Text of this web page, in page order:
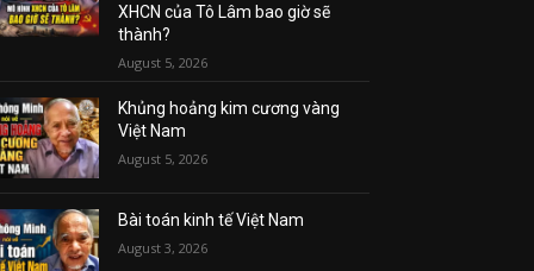
XHCN của Tô Lâm bao giờ sẽ
thành?
August 5, 2026
Khủng hoảng kim cương vàng
Việt Nam
August 5, 2026
Bài toán kinh tế Việt Nam
August 3, 2026